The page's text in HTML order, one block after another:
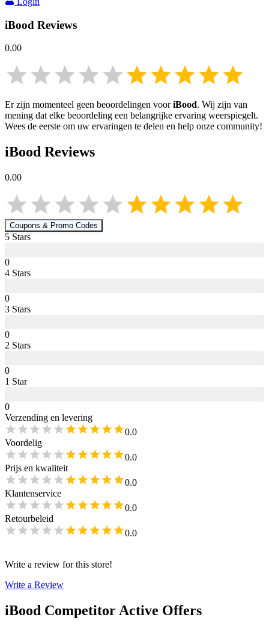
iBood Reviews
0.00
Er zijn momenteel geen beoordelingen vooriBood. Wij zijn van
mening dat elke beoordeling een belangrijke ervaring weerspiegelt.
Wees de eerste om uw ervaringen te delen en help onze community!
iBood Reviews
0.00
Coupons & Promo Codes
5 Stars
0
4 Stars
0
3 Stars
0
2 Stars
0
1 Star
0
Verzending en levering
0.0
Voordelig
0.0
Prijs en kwaliteit
0.0
Klantenservice
0.0
Retourbeleid
0.0
Write a review for this store!
Write a Review
iBood Competitor Active Offers